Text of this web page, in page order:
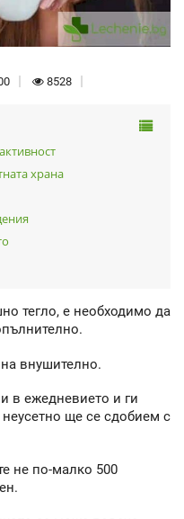
8528
храна
тегло, е необходимо да
внушително.
в ежедневието и ги
ще се сдобием с
не по-малко 500